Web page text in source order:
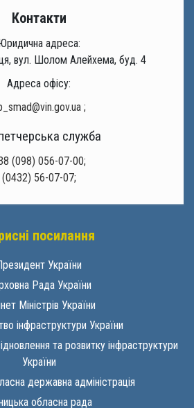
Контакти
адреса:
вул. Шолом Алейхема, буд. 4
Адреса офісу:
;
служба
(098) 056-07-00;
(0432) 56-07-07;
посилання
України
Рада України
Міністрів України
інфраструктури України
та розвитку інфраструктури
України
державна адміністрація
обласна рада